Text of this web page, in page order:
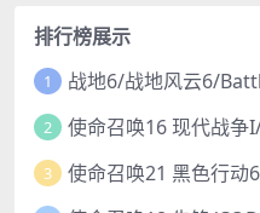
排行榜展示
1 战地6/战地风云6/
2 使命召唤16 现代战争
3 使命召唤21 黑色行动